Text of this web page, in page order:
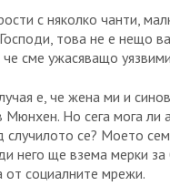
с няколко чанти,
това не е нещо
сме ужасяващо
е, че жена ми и
Мюнхен. Но сега мога ли
случилото се? Моето
него ще взема мерки
от социалните мрежи.